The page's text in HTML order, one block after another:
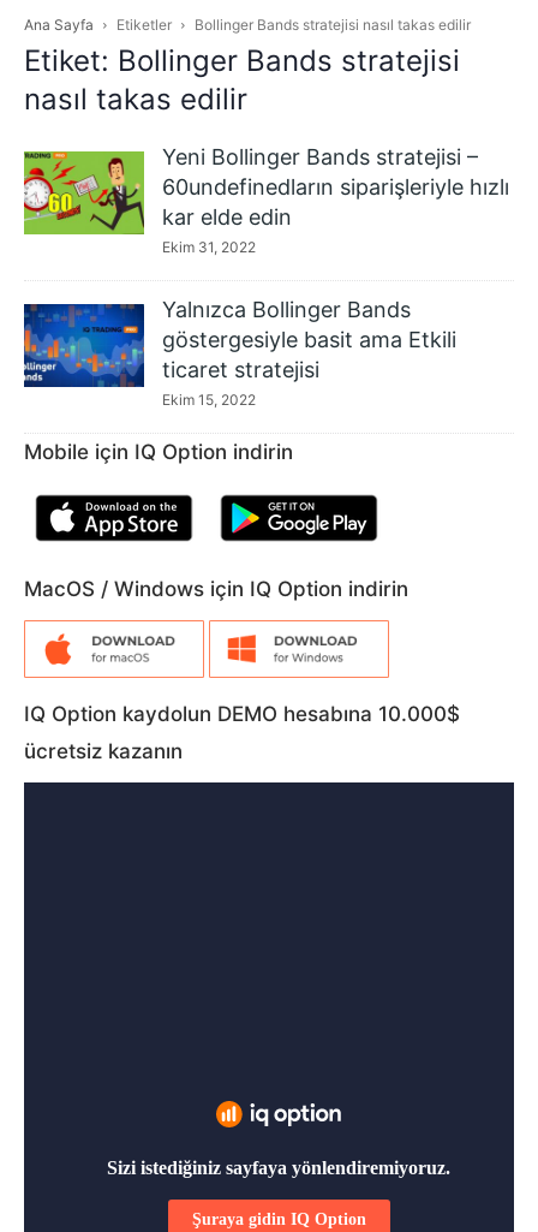
Ana Sayfa Etiketler Bollinger Bands stratejisi nasıl takas edilir
Etiket: Bollinger Bands stratejisi
nasıl takas edilir
Yeni Bollinger Bands stratejisi –
60undefinedların siparişleriyle hızlı
kar elde edin
Ekim 31, 2022
Yalnızca Bollinger Bands
göstergesiyle basit ama Etkili
ticaret stratejisi
Ekim 15, 2022
Mobile için IQ Option indirin
MacOS / Windows için IQ Option indirin
IQ Option kaydolun DEMO hesabına 10.000$
ücretsiz kazanın